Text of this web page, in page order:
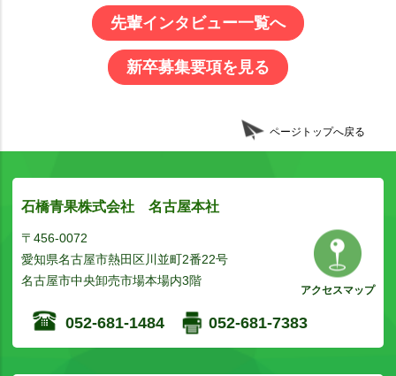
先輩インタビュー一覧へ
新卒募集要項を見る
ページトップへ戻る
石橋青果株式会社 名古屋本社
〒456-0072
愛知県名古屋市熱田区川並町2番22号
名古屋市中央卸売市場本場内3階
アクセスマップ
052-681-1484 052-681-7383